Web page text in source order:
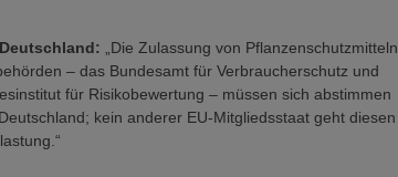
„Die Zulassung von Pflanzenschutzmitteln
– das Bundesamt für Verbraucherschutz und
für Risikobewertung – müssen sich abstimmen
kein anderer EU-Mitgliedsstaat geht diesen